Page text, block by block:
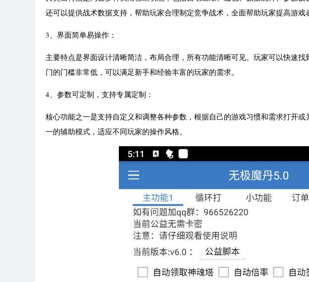
还可以提供战术数据支持，帮助玩家合理制定竞争战术，全面帮助玩家提高游戏
3、界面简单易操作：
主要特点是界面设计清晰简洁，布局合理，所有功能清晰可见。玩家可以快速
门的门槛非常低，可以满足新手和经验丰富的玩家的需求。
4、参数可定制，支持专属定制：
核心功能之一是支持自定义和调整各种参数，根据自己的游戏习惯和需求打开
一的辅助模式，适应不同玩家的操作风格。